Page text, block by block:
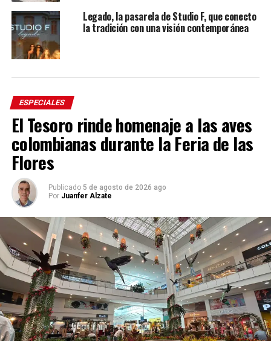
Legado, la pasarela de Studio F, que conecto
la tradición con una visión contemporánea
ESPECIALES
El Tesoro rinde homenaje a las aves
colombianas durante la Feria de las
Flores
Publicado 5 de agosto de 2026 ago
Por Juanfer Alzate